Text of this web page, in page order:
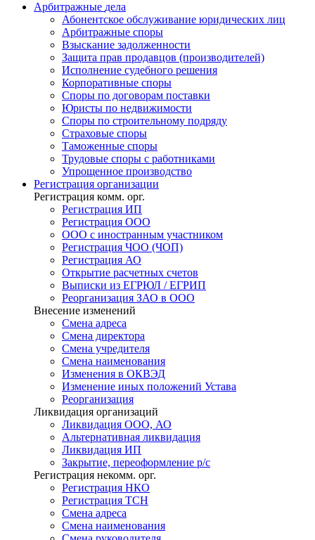
Арбитражные дела
Абонентское обслуживание юридических лиц
Арбитражные споры
Взыскание задолженности
Защита прав продавцов (производителей)
Исполнение судебного решения
Корпоративные споры
Споры по договорам поставки
Юристы по недвижимости
Споры по строительному подряду
Страховые споры
Таможенные споры
Трудовые споры с работниками
Упрощенное производство
Регистрация организации
Регистрация комм. орг.
Регистрация ИП
Регистрация ООО
ООО с иностранным участником
Регистрация ЧОО (ЧОП)
Регистрация АО
Открытие расчетных счетов
Выписки из ЕГРЮЛ / ЕГРИП
Реорганизация ЗАО в ООО
Внесение изменений
Смена адреса
Смена директора
Cмена учредителя
Смена наименования
Изменения в ОКВЭД
Изменение иных положений Устава
Реорганизация
Ликвидация организаций
Ликвидация ООО, АО
Альтернативная ликвидация
Ликвидация ИП
Закрытие, переоформление р/с
Регистрация некомм. орг.
Регистрация НКО
Регистрация ТСН
Смена адреса
Смена наименования